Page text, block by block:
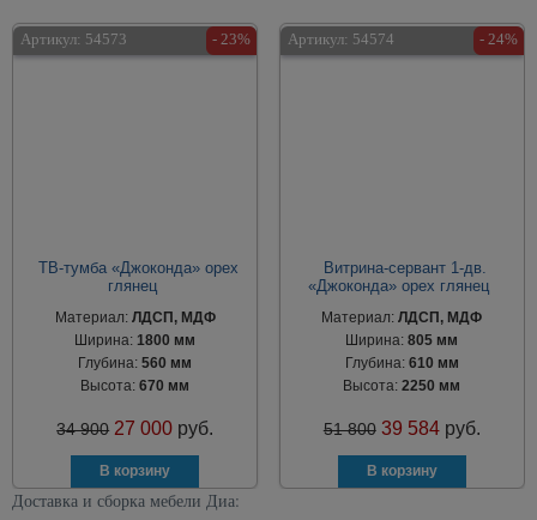
Артикул: 54573 - 23%
ТВ-тумба «Джоконда» орех
глянец
Материал: ЛДСП, МДФ
Ширина:1800 мм
Глубина:560 мм
Высота:670 мм
34 900 27 000 руб.
Артикул: 54574 - 24%
Витрина-сервант 1-дв.
«Джоконда» орех глянец
Материал:ЛДСП, МДФ
Ширина:805 мм
Глубина: 610 мм
Высота:2250 мм
51 800 39 584 руб.
Доставка и сборка мебели Диа: